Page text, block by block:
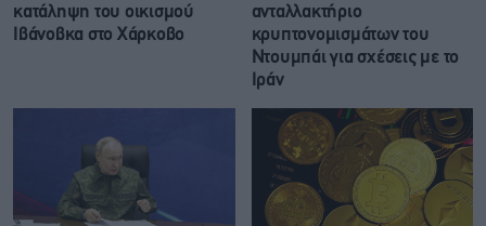
κατάληψη του οικισμού
Ιβάνοβκα στο Χάρκοβο
ανταλλακτήριο
κρυπτονομισμάτων του
Ντουμπάι για σχέσεις με το
Ιράν